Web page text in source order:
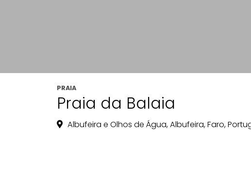
PRAIA
Praia da Balaia
Albufeira e Olhos de Água, Albufeira, Faro,